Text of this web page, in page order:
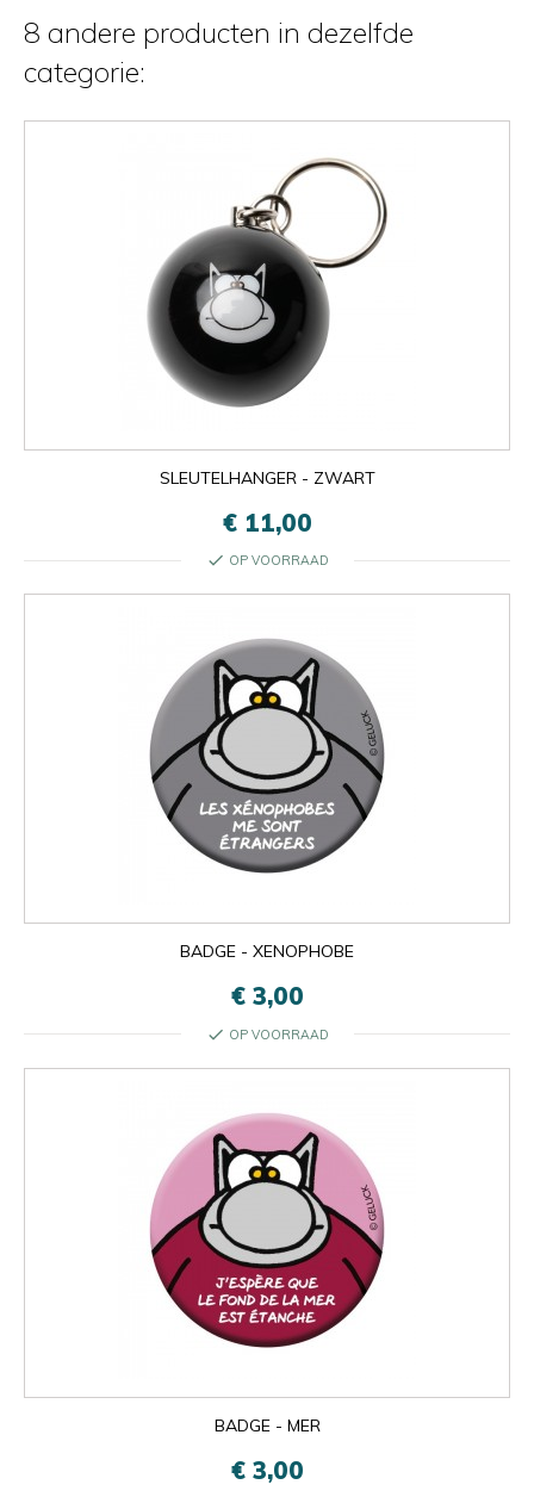
8 andere producten in dezelfde
categorie:
SLEUTELHANGER - ZWART
€ 11,00
check OP VOORRAAD
BADGE - XENOPHOBE
€ 3,00
check OP VOORRAAD
BADGE - MER
€ 3,00

Oké